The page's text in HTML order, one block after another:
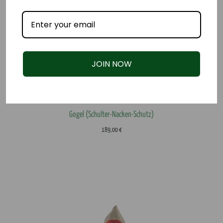
Gogel (Schulter-Nacken-Schutz)
189,00€
JOIN NOW